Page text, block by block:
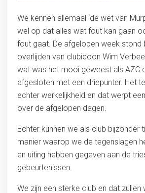
We kennen allemaal ‘de wet van
wel op dat alles wat fout kan gaan
fout gaat. De afgelopen week stond
overlijden van clubicoon Wim
wat was het mooi geweest als AZC
afgesloten met een driepunter. Het
echter werkelijkheid en dat werpt
over de afgelopen dagen.
Echter kunnen we als club bijzonder
manier waarop we de tegenslagen
en uiting hebben gegeven aan de
gebeurtenissen.
We zijn een sterke club en dat zullen